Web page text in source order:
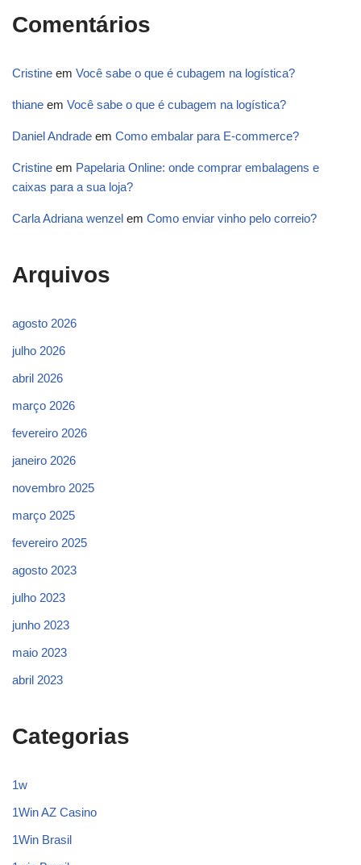
Comentários
Cristine em Você sabe o que é cubagem na logística?
thiane em Você sabe o que é cubagem na logística?
Daniel Andrade em Como embalar para E-commerce?
Cristine em Papelaria Online: onde comprar embalagens e
caixas para a sua loja?
Carla Adriana wenzel em Como enviar vinho pelo correio?
Arquivos
agosto 2026
julho 2026
abril 2026
março 2026
fevereiro 2026
janeiro 2026
novembro 2025
março 2025
fevereiro 2025
agosto 2023
julho 2023
junho 2023
maio 2023
abril 2023
Categorias
1w
1Win AZ Casino
1Win Brasil